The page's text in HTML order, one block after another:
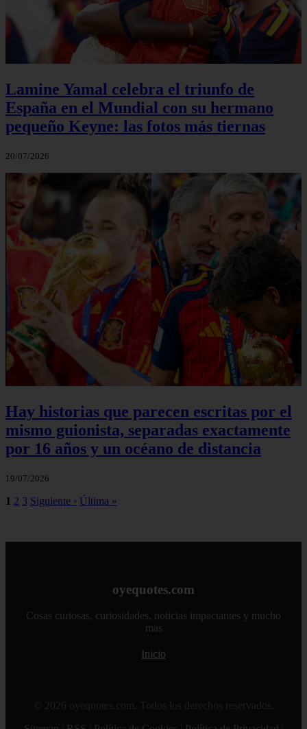
Lamine Yamal celebra el triunfo de
España en el Mundial con su hermano
pequeño Keyne: las fotos más tiernas
20/07/2026
Hay historias que parecen escritas por el
mismo guionista, separadas exactamente
por 16 años y un océano de distancia
19/07/2026
1 2 3 Siguiente › Última »
oyequotes.com
Cosas curiosas, curiosidades, noticias impactantes y mucho
mas
Inicio
© 2026 oyequotes.com. Todos los derechos reservados.